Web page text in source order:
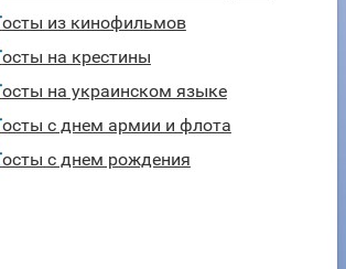
Тосты из кинофильмов
Тосты на крестины
Тосты на украинском языке
Тосты с днем армии и флота
Тосты с днем рождения